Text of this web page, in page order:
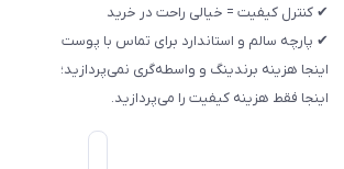
✔ کنترل کیفیت = خیالی راحت در خرید
✔ پارچه سالم و استاندارد برای تماس با پوست
اینجا هزینه برندینگ و واسطه‌گری نمی‌پردازید؛
اینجا فقط هزینه کیفیت را می‌پردازید.